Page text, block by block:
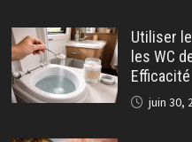
Utiliser
les WC
Efficacité
juin 30,